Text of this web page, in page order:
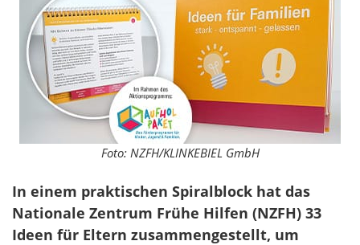
Foto: NZFH/KLINKEBIEL GmbH
In einem praktischen Spiralblock hat das
Nationale Zentrum Frühe Hilfen (NZFH) 33
Ideen für Eltern zusammengestellt, um